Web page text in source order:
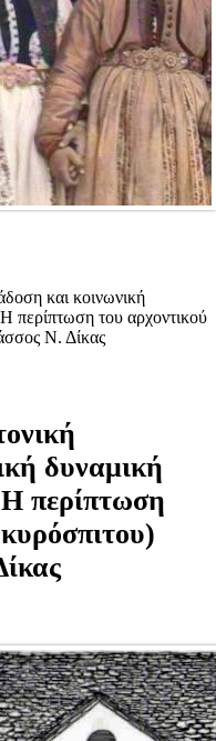
και κοινωνική
περίπτωση του αρχοντικού
Ν. Δίκας
δυναμική
περίπτωση